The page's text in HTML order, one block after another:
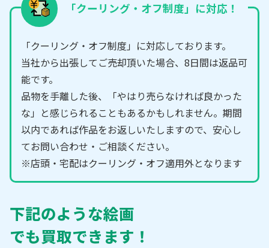
「クーリング・オフ制度」に対応！
「クーリング・オフ制度」に対応しております。
当社から出張してご売却頂いた場合、8日間は返品可
能です。
品物を手離した後、「やはり売らなければ良かった
な」と感じられることもあるかもしれません。期間
以内であれば作品をお返しいたしますので、安心し
てお問い合わせ・ご相談ください。
※店頭・宅配はクーリング・オフ適用外となります
下記のような絵画
でも買取できます！